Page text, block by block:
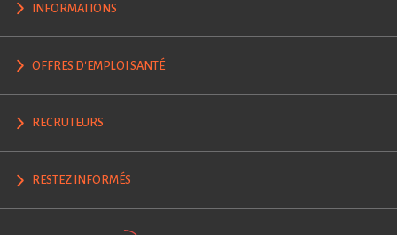
INFORMATIONS
OFFRES D'EMPLOI SANTÉ
RECRUTEURS
RESTEZ INFORMÉS